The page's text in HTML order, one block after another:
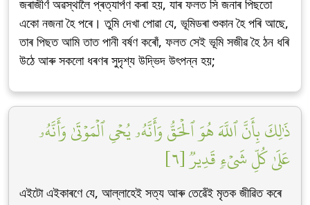
জৰাজীৰ্ণ অৱস্থালৈ প্ৰত্যাৰ্পণ কৰা হয়, যাৰ ফলত সি জনাৰ পিছতো
একো নজনা হৈ পৰে। তুমি দেখা পোৱা যে, ভূমিডৰা শুকান হৈ পৰি আছে,
তাৰ পিছত আমি তাত পানী বৰ্ষণ কৰোঁ, ফলত সেই ভূমি সজীৱ হৈ ঠন ধৰি
উঠে আৰু সকলো ধৰণৰ সুদৃশ্য উদ্ভিদ উৎপন্ন হয়;
ذَٰلِكَ بِأَنَّ ٱللَّهَ هُوَ ٱلۡحَقُّ وَأَنَّهُۥ يُحۡيِ ٱلۡمَوۡتَىٰ وَأَنَّهُۥ
عَلَىٰ كُلِّ شَيۡءٖ قَدِيرٞ [٦]
এইটো এইকাৰণে যে, আল্লাহেই সত্য আৰু তেৱেঁই মৃতক জীৱিত কৰে